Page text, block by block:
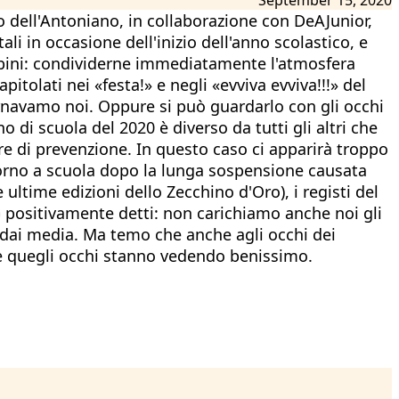
in collaborazione con DeAJunior,
in occasione dell'inizio dell'anno scolastico, e
condividerne immediatamente l'atmosfera
nei «festa!» e negli «evviva evviva!!!» del
noi. Oppure si può guardarlo con gli occhi
di scuola del 2020 è diverso da tutti gli altri che
di prevenzione. In questo caso ci apparirà troppo
a scuola dopo la lunga sospensione causata
edizioni dello Zecchino d'Oro), i registi del
detti: non carichiamo anche noi gli
media. Ma temo che anche agli occhi dei
occhi stanno vedendo benissimo.